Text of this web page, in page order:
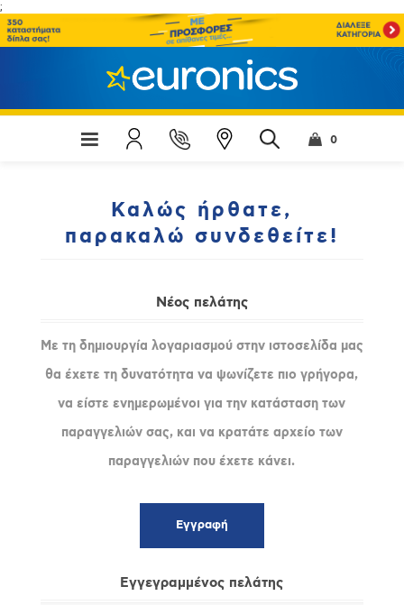
;
0
Καλώς ήρθατε,
παρακαλώ συνδεθείτε!
Νέος πελάτης
Με τη δημιουργία λογαριασμού στην ιστοσελίδα μας
θα έχετε τη δυνατότητα να ψωνίζετε πιο γρήγορα,
να είστε ενημερωμένοι για την κατάσταση των
παραγγελιών σας, και να κρατάτε αρχείο των
παραγγελιών που έχετε κάνει.
Εγγεγραμμένος πελάτης